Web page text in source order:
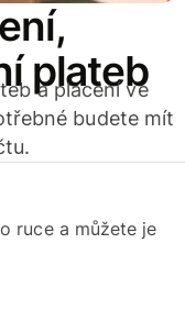
plateb
a placení ve
budete mít
ruce a můžete je